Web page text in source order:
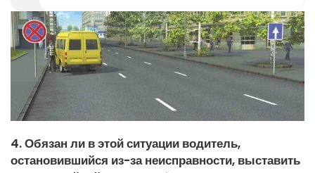
4. Обязан ли в этой ситуации водитель,
остановившийся из-за неисправности, выставить